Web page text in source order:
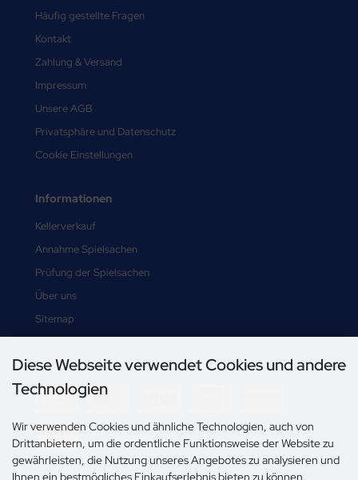
Häufig gestellte Fragen
Kontakt
Zahlung & Versand
Impressum
Unsere AGB
Privatsphäre und Datenschutz
Cookie Einstellungen
Informationen
Kellerverkauf
Annahme Spielsachen
Prüfung der Spielsachen
Über uns
Sitemap
Zahlungsmethoden
Diese Webseite verwendet Cookies und andere
Technologien
Wir verwenden Cookies und ähnliche Technologien, auch von
Drittanbietern, um die ordentliche Funktionsweise der Website zu
gewährleisten, die Nutzung unseres Angebotes zu analysieren und
Ihnen ein bestmögliches Einkaufserlebnis bieten zu können.